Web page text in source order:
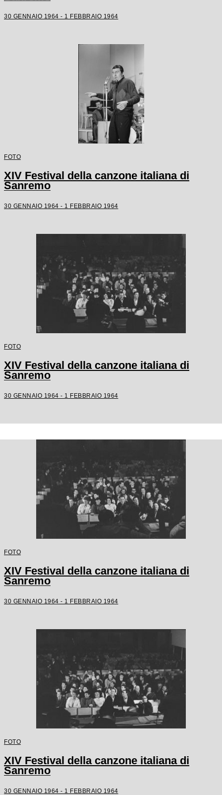
30 GENNAIO 1964 - 1 FEBBRAIO 1964
FOTO
XIV Festival della canzone italiana di
Sanremo
30 GENNAIO 1964 - 1 FEBBRAIO 1964
FOTO
XIV Festival della canzone italiana di
Sanremo
30 GENNAIO 1964 - 1 FEBBRAIO 1964
FOTO
XIV Festival della canzone italiana di
Sanremo
30 GENNAIO 1964 - 1 FEBBRAIO 1964
FOTO
XIV Festival della canzone italiana di
Sanremo
30 GENNAIO 1964 - 1 FEBBRAIO 1964